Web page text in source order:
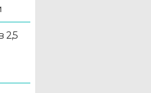
2,5